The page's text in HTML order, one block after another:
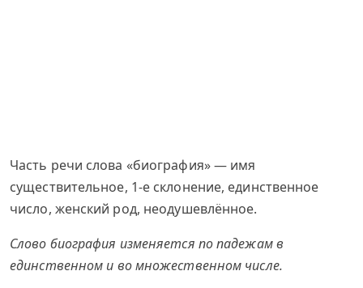
Часть речи слова «биография» — имя
существительное, 1-е склонение, единственное
число, женский род, неодушевлённое.
Слово биография изменяется по падежам в
единственном и во множественном числе.